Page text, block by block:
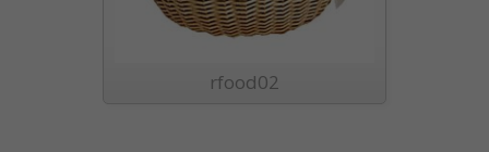
rfood02